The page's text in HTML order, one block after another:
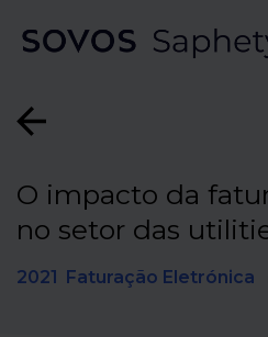
O impacto da
no setor das
2021 Faturação Eletrónica